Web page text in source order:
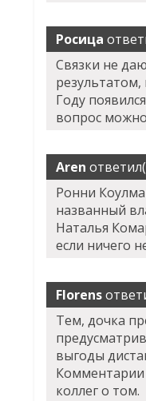
Росица
Связки не
результатом,
Году
вопрос
Aren
Ронни
названный
Наталья
если ничего
Florens
Тем, дочка
выгоды
коллег о том.